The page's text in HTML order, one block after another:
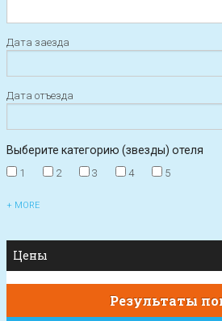
Дата заезда
Дата отъезда
Выберите категорию (звезды) отеля
1 2 3 4 5
+ MORE
Цены
Результаты